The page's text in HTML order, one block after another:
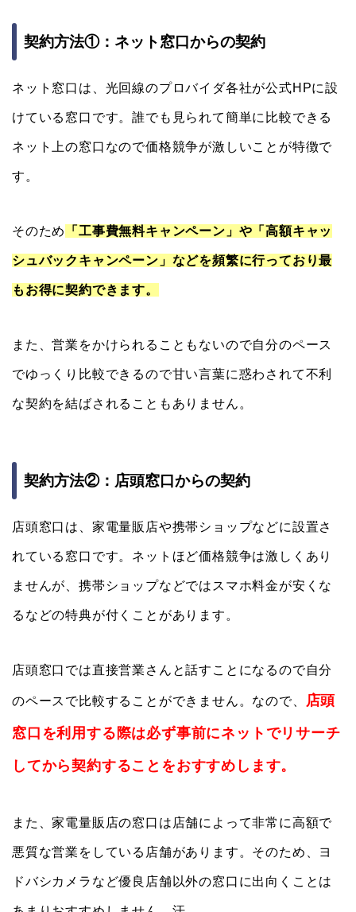
契約方法①：ネット窓口からの契約
ネット窓口は、光回線のプロバイダ各社が公式HPに設
けている窓口です。誰でも見られて簡単に比較できる
ネット上の窓口なので価格競争が激しいことが特徴で
す。
そのため 「工事費無料キャンペーン」や「高額キャッ
シュバックキャンペーン」などを頻繁に行っており最
もお得に契約できます。
また、営業をかけられることもないので自分のペース
でゆっくり比較できるので甘い言葉に惑わされて不利
な契約を結ばされることもありません。
契約方法②：店頭窓口からの契約
店頭窓口は、家電量販店や携帯ショップなどに設置さ
れている窓口です。ネットほど価格競争は激しくあり
ませんが、携帯ショップなどではスマホ料金が安くな
るなどの特典が付くことがあります。
店頭窓口では直接営業さんと話すことになるので自分
のペースで比較することができません。なので、 店頭
窓口を利用する際は必ず事前にネットでリサーチ
してから契約することをおすすめします。
また、家電量販店の窓口は店舗によって非常に高額で
悪質な営業をしている店舗があります。そのため、ヨ
ドバシカメラなど優良店舗以外の窓口に出向くことは